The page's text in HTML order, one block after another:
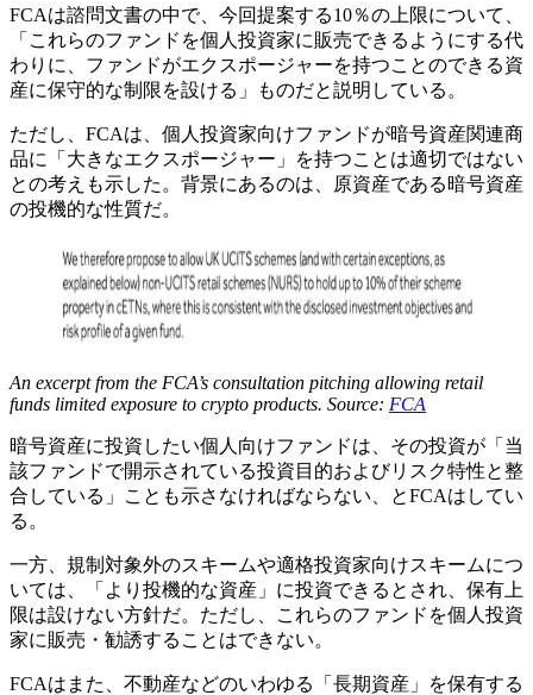
FCAは諮問文書の中で、今回提案する10％の上限について、
「これらのファンドを個人投資家に販売できるようにする代
わりに、ファンドがエクスポージャーを持つことのできる資
産に保守的な制限を設ける」ものだと説明している。
ただし、FCAは、個人投資家向けファンドが暗号資産関連商
品に「大きなエクスポージャー」を持つことは適切ではない
との考えも示した。背景にあるのは、原資産である暗号資産
の投機的な性質だ。
An excerpt from the FCA’s consultation pitching allowing retail
funds limited exposure to crypto products. Source: FCA
暗号資産に投資したい個人向けファンドは、その投資が「当
該ファンドで開示されている投資目的およびリスク特性と整
合している」ことも示さなければならない、とFCAはしてい
る。
一方、規制対象外のスキームや適格投資家向けスキームにつ
いては、「より投機的な資産」に投資できるとされ、保有上
限は設けない方針だ。ただし、これらのファンドを個人投資
家に販売・勧誘することはできない。
FCAはまた、不動産などのいわゆる「長期資産」を保有する